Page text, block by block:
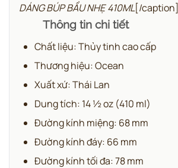
DÁNG BÚP BẦU NHẸ 410ML[/caption]
Thông tin chi tiết
Chất liệu: Thủy tinh cao cấp
Thương hiệu: Ocean
Xuất xứ: Thái Lan
Dung tích: 14 ½ oz (410 ml)
Đường kính miệng: 68 mm
Đường kính đáy: 66 mm
Đường kính tối đa: 78 mm